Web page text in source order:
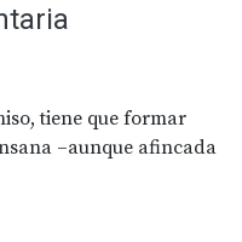
tiene que formar
–aunque afincada